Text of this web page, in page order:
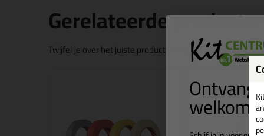
Gerelateerde
Twijfel je over het juiste product voor jouw toepassing?
Ontvang